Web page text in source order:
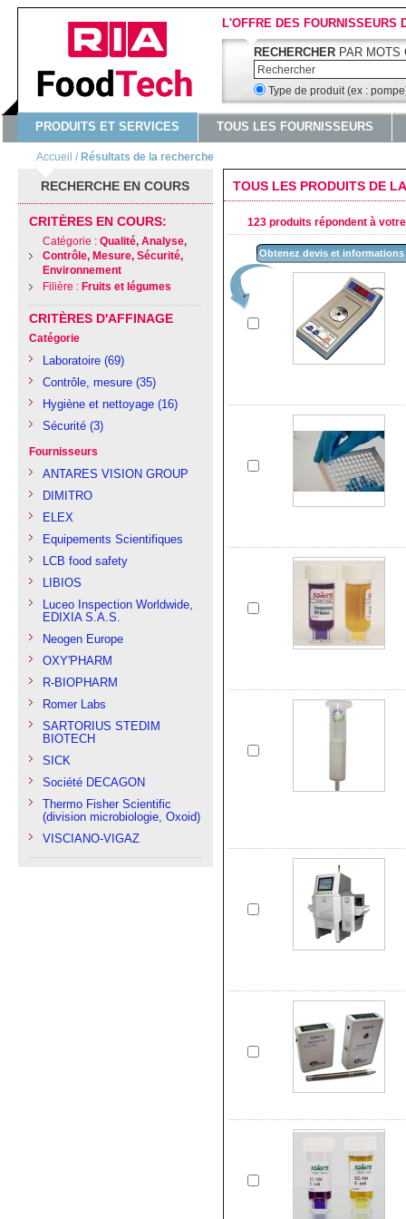
L'OFFRE DES FOURNISSEURS
RECHERCHER PAR MOTS
Type de produit (ex :
PRODUITS ET SERVICES TOUS LES FOURNISSEURS
Accueil / Résultats de la recherche
TOUS LES PRODUITS DE
123 produits répondent à
Obtenez devis et informations
RECHERCHE EN COURS
CRITÈRES EN COURS:
Catégorie : Qualité, Analyse,
Contrôle, Mesure, Sécurité,
Environnement
Filière : Fruits et légumes
CRITÈRES D'AFFINAGE
Catégorie
Laboratoire (69)
Contrôle, mesure (35)
Hygiène et nettoyage (16)
Sécurité (3)
Fournisseurs
ANTARES VISION GROUP
DIMITRO
ELEX
Equipements Scientifiques
LCB food safety
LIBIOS
Luceo Inspection Worldwide,
EDIXIA S.A.S.
Neogen Europe
OXY'PHARM
R-BIOPHARM
Romer Labs
SARTORIUS STEDIM
BIOTECH
SICK
Société DECAGON
Thermo Fisher Scientific
(division microbiologie, Oxoid)
VISCIANO-VIGAZ